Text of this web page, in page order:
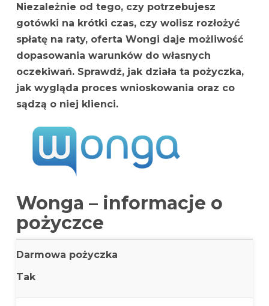
Niezależnie od tego, czy potrzebujesz
gotówki na krótki czas, czy wolisz rozłożyć
spłatę na raty, oferta Wongi daje możliwość
dopasowania warunków do własnych
oczekiwań. Sprawdź, jak działa ta pożyczka,
jak wygląda proces wnioskowania oraz co
sądzą o niej klienci.
Wonga – informacje o
pożyczce
Darmowa pożyczka
Tak